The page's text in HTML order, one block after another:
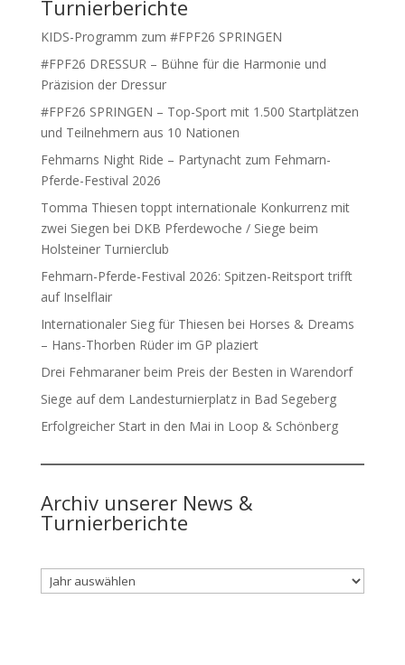
Turnierberichte
KIDS-Programm zum #FPF26 SPRINGEN
#FPF26 DRESSUR – Bühne für die Harmonie und
Präzision der Dressur
#FPF26 SPRINGEN – Top-Sport mit 1.500 Startplätzen
und Teilnehmern aus 10 Nationen
Fehmarns Night Ride – Partynacht zum Fehmarn-
Pferde-Festival 2026
Tomma Thiesen toppt internationale Konkurrenz mit
zwei Siegen bei DKB Pferdewoche / Siege beim
Holsteiner Turnierclub
Fehmarn-Pferde-Festival 2026: Spitzen-Reitsport trifft
auf Inselflair
Internationaler Sieg für Thiesen bei Horses & Dreams
– Hans-Thorben Rüder im GP plaziert
Drei Fehmaraner beim Preis der Besten in Warendorf
Siege auf dem Landesturnierplatz in Bad Segeberg
Erfolgreicher Start in den Mai in Loop & Schönberg
Archiv unserer News &
Turnierberichte
Archiv